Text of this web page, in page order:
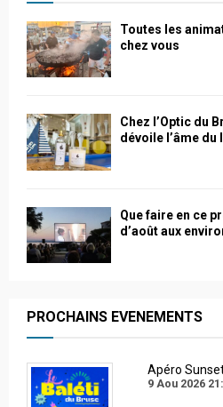
Toutes les
chez vous
Chez l’Optic du
dévoile l’âme du
Que faire en ce
d’août aux
PROCHAINS EVENEMENTS
Apéro
9 Aou 2026